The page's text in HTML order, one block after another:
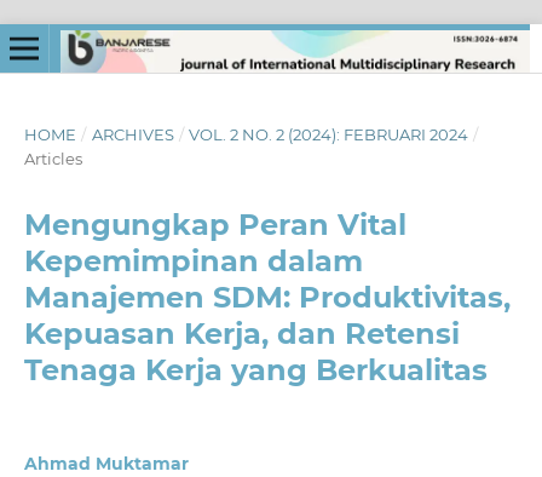
HOME / ARCHIVES / VOL. 2 NO. 2 (2024): FEBRUARI 2024 /
Articles
Mengungkap Peran Vital
Kepemimpinan dalam
Manajemen SDM: Produktivitas,
Kepuasan Kerja, dan Retensi
Tenaga Kerja yang Berkualitas
Ahmad Muktamar